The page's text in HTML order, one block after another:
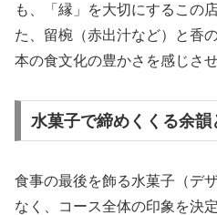
も、「縁」を大切にするこの
た、留椀（赤出汁など）と香
本の食文化の豊かさを感じさ
水菓子で締めくくる余韻
食事の最後を飾る水菓子（デ
なく、コース全体の印象を決